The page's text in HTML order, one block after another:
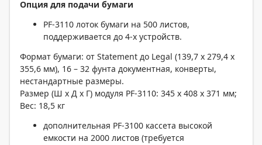
Опция для подачи бумаги
PF-3110 лоток бумаги на 500 листов,
поддерживается до 4-х устройств.
Формат бумаги: от Statement до Legal (139,7 x 279,4 x
355,6 мм), 16 – 32 фунта документная, конверты,
нестандартные размеры.
Размер (Ш х Д х Г) модуля PF-3110: 345 x 408 x 371 мм;
Вес: 18,5 кг
дополнительная PF-3100 кассета высокой
емкости на 2000 листов (требуется